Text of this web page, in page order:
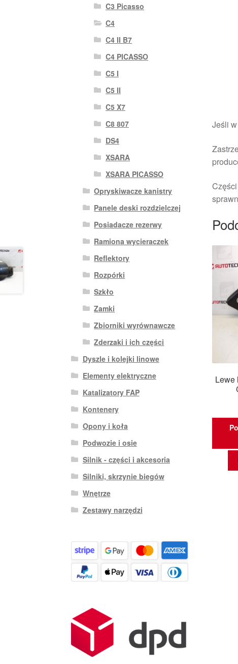
Jeśli
Lewe
C3 Picasso
C4
C4 II B7
C4 PICASSO
C5 I
C5 II
C5 X7
C8 807
DS4
XSARA
XSARA PICASSO
Opryskiwacze kanistry
Panele deski rozdzielczej
Posiadacze rezerwy
Ramiona wycieraczek
Reflektory
Rozpórki
Szkło
Zamki
Zbiorniki wyrównawcze
Zderzaki i ich części
Dyszle i kolejki linowe
Elementy elektryczne
Katalizatory FAP
Kontenery
Opony i koła
Podwozie i osie
Silnik - części i akcesoria
Silniki, skrzynie biegów
Wnętrze
Zestawy narzędzi